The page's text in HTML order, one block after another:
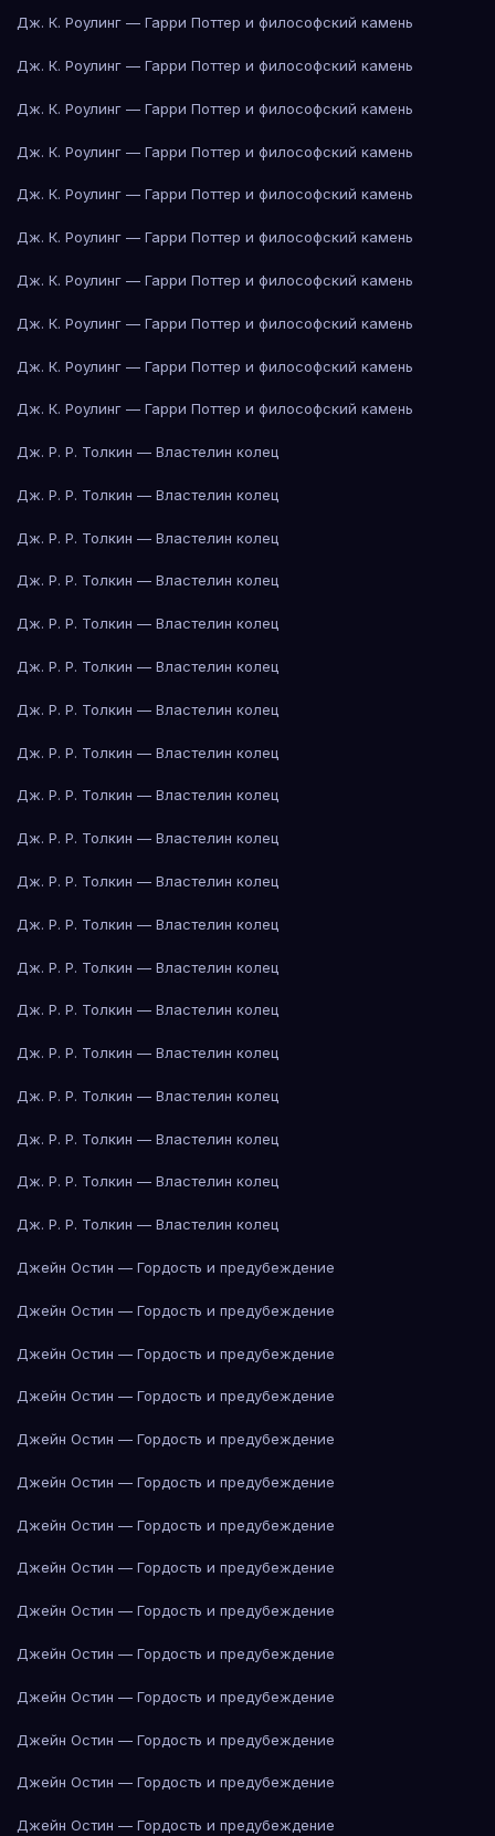
Дж. К. Роулинг — Гарри Поттер и философский камень
Дж. К. Роулинг — Гарри Поттер и философский камень
Дж. К. Роулинг — Гарри Поттер и философский камень
Дж. К. Роулинг — Гарри Поттер и философский камень
Дж. К. Роулинг — Гарри Поттер и философский камень
Дж. К. Роулинг — Гарри Поттер и философский камень
Дж. К. Роулинг — Гарри Поттер и философский камень
Дж. К. Роулинг — Гарри Поттер и философский камень
Дж. К. Роулинг — Гарри Поттер и философский камень
Дж. К. Роулинг — Гарри Поттер и философский камень
Дж. Р. Р. Толкин — Властелин колец
Дж. Р. Р. Толкин — Властелин колец
Дж. Р. Р. Толкин — Властелин колец
Дж. Р. Р. Толкин — Властелин колец
Дж. Р. Р. Толкин — Властелин колец
Дж. Р. Р. Толкин — Властелин колец
Дж. Р. Р. Толкин — Властелин колец
Дж. Р. Р. Толкин — Властелин колец
Дж. Р. Р. Толкин — Властелин колец
Дж. Р. Р. Толкин — Властелин колец
Дж. Р. Р. Толкин — Властелин колец
Дж. Р. Р. Толкин — Властелин колец
Дж. Р. Р. Толкин — Властелин колец
Дж. Р. Р. Толкин — Властелин колец
Дж. Р. Р. Толкин — Властелин колец
Дж. Р. Р. Толкин — Властелин колец
Дж. Р. Р. Толкин — Властелин колец
Дж. Р. Р. Толкин — Властелин колец
Дж. Р. Р. Толкин — Властелин колец
Джейн Остин — Гордость и предубеждение
Джейн Остин — Гордость и предубеждение
Джейн Остин — Гордость и предубеждение
Джейн Остин — Гордость и предубеждение
Джейн Остин — Гордость и предубеждение
Джейн Остин — Гордость и предубеждение
Джейн Остин — Гордость и предубеждение
Джейн Остин — Гордость и предубеждение
Джейн Остин — Гордость и предубеждение
Джейн Остин — Гордость и предубеждение
Джейн Остин — Гордость и предубеждение
Джейн Остин — Гордость и предубеждение
Джейн Остин — Гордость и предубеждение
Джейн Остин — Гордость и предубеждение